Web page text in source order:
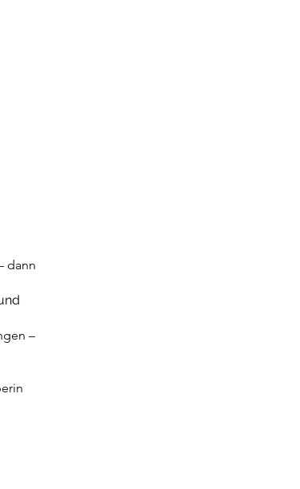
dann
–